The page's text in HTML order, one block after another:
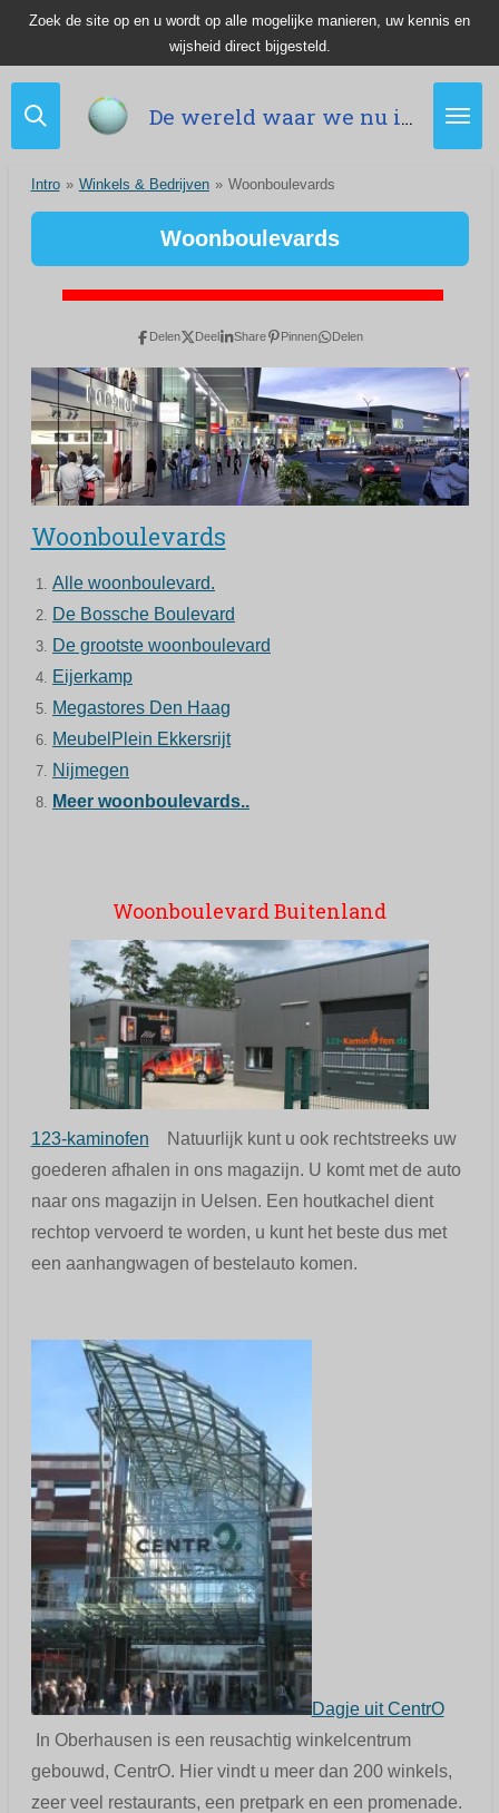
hoofdinhoud
De wereld waar we nu in leven.
Zoek de site op en u wordt op alle mogelijke manieren, uw kennis en
wijsheid direct bijgesteld.
Intro » Winkels & Bedrijven » Woonboulevards
Woonboulevards
Delen Deel Share Pinnen Delen
Woonboulevards
Alle woonboulevard.
De Bossche Boulevard
De grootste woonboulevard
Eijerkamp
Megastores Den Haag
MeubelPlein Ekkersrijt
Nijmegen
Meer woonboulevards..
Woonboulevard Buitenland
123-kaminofen Natuurlijk kunt u ook rechtstreeks uw
goederen afhalen in ons magazijn. U komt met de auto
naar ons magazijn in Uelsen. Een houtkachel dient
rechtop vervoerd te worden, u kunt het beste dus met
een aanhangwagen of bestelauto komen.
Dagje uit CentrO
In Oberhausen is een reusachtig winkelcentrum
gebouwd, CentrO. Hier vindt u meer dan 200 winkels,
zeer veel restaurants, een pretpark en een promenade.